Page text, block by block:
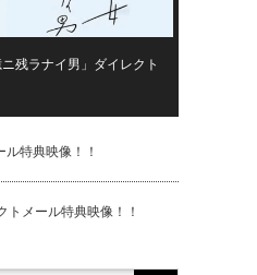
残ラナイ男」ダイレクト
ル特典映像！！
トメール特典映像！！